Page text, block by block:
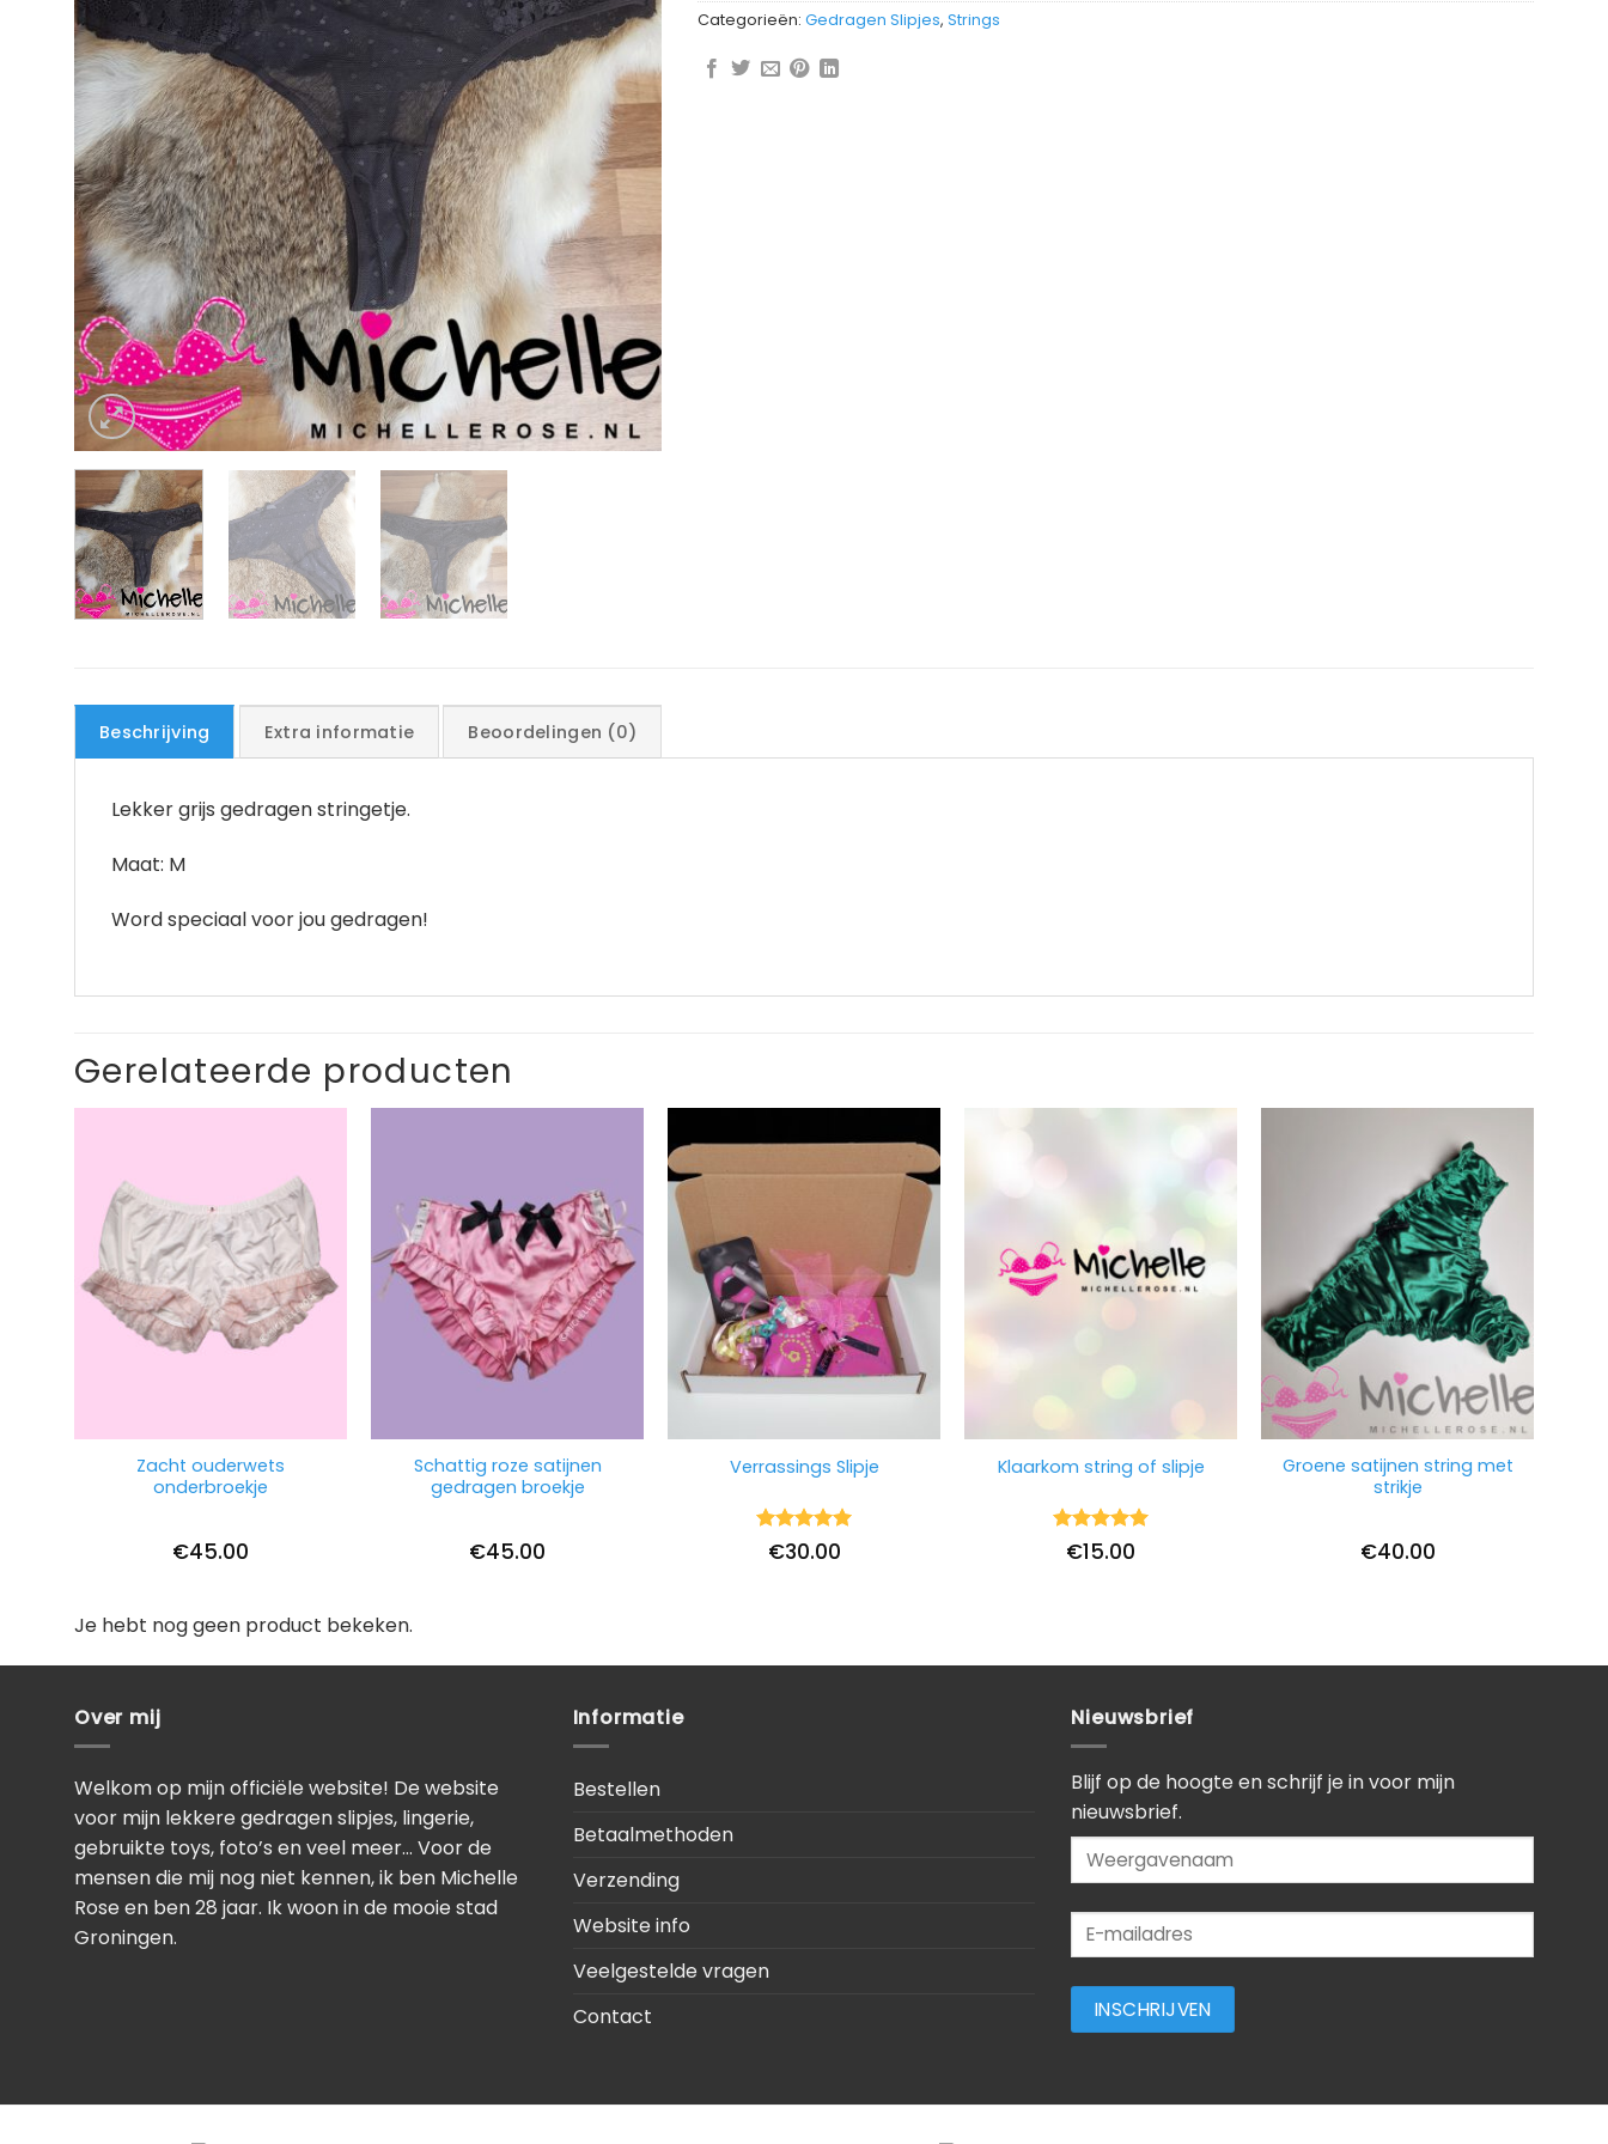
Categorieën: Gedragen Slipjes, Strings
Beschrijving Extra informatie Beoordelingen (0)
Lekker grijs gedragen stringetje.
Maat: M
Word speciaal voor jou gedragen!
Gerelateerde producten
Zacht ouderwets
onderbroekje
€45.00
Schattig roze satijnen
gedragen broekje
€45.00
Verrassings Slipje
Waardering
uit 5
€30.00
Klaarkom string of slipje
Waardering
uit 5
€15.00
Groene satijnen string met
strikje
€40.00
Je hebt nog geen product bekeken.
Over mij
Welkom op mijn officiële website! De website
voor mijn lekkere gedragen slipjes, lingerie,
gebruikte toys, foto’s en veel meer… Voor de
mensen die mij nog niet kennen, ik ben Michelle
Rose en ben 28 jaar. Ik woon in de mooie stad
Groningen.
Informatie
Bestellen
Betaalmethoden
Verzending
Website info
Veelgestelde vragen
Contact
Nieuwsbrief
Blijf op de hoogte en schrijf je in voor mijn
nieuwsbrief.